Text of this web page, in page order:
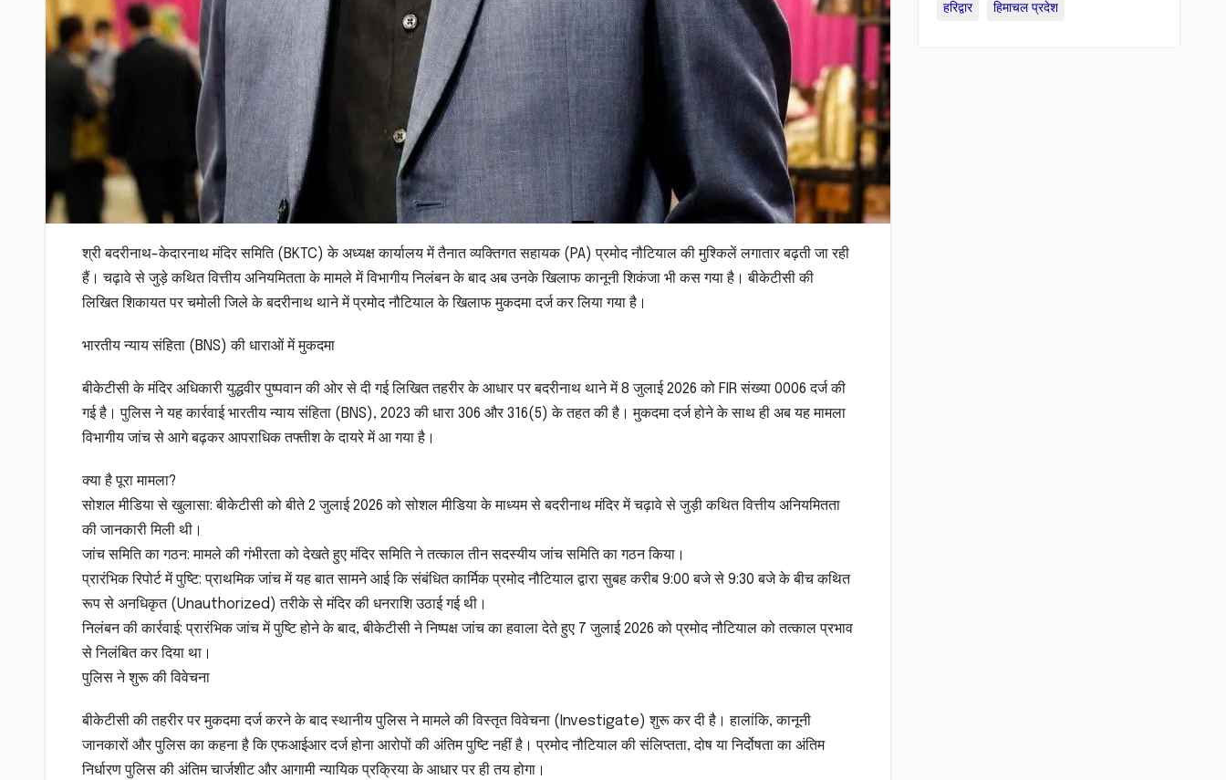
श्री बदरीनाथ-केदारनाथ मंदिर समिति (BKTC) के अध्यक्ष कार्यालय में तैनात व्यक्तिगत सहायक (PA) प्रमोद नौटियाल की मुश्किलें लगातार बढ़ती जा रही
हैं। चढ़ावे से जुड़े कथित वित्तीय अनियमितता के मामले में विभागीय निलंबन के बाद अब उनके खिलाफ कानूनी शिकंजा भी कस गया है। बीकेटीसी की
लिखित शिकायत पर चमोली जिले के बदरीनाथ थाने में प्रमोद नौटियाल के खिलाफ मुकदमा दर्ज कर लिया गया है।
​भारतीय न्याय संहिता (BNS) की धाराओं में मुकदमा
​बीकेटीसी के मंदिर अधिकारी युद्धवीर पुष्पवान की ओर से दी गई लिखित तहरीर के आधार पर बदरीनाथ थाने में 8 जुलाई 2026 को FIR संख्या 0006 दर्ज की
गई है। पुलिस ने यह कार्रवाई भारतीय न्याय संहिता (BNS), 2023 की धारा 306 और 316(5) के तहत की है। मुकदमा दर्ज होने के साथ ही अब यह मामला
विभागीय जांच से आगे बढ़कर आपराधिक तफ्तीश के दायरे में आ गया है।
​क्या है पूरा मामला?
​सोशल मीडिया से खुलासा: बीकेटीसी को बीते 2 जुलाई 2026 को सोशल मीडिया के माध्यम से बदरीनाथ मंदिर में चढ़ावे से जुड़ी कथित वित्तीय अनियमितता
की जानकारी मिली थी।
​जांच समिति का गठन: मामले की गंभीरता को देखते हुए मंदिर समिति ने तत्काल तीन सदस्यीय जांच समिति का गठन किया।
​प्रारंभिक रिपोर्ट में पुष्टि: प्राथमिक जांच में यह बात सामने आई कि संबंधित कार्मिक प्रमोद नौटियाल द्वारा सुबह करीब 9:00 बजे से 9:30 बजे के बीच कथित
रूप से अनधिकृत (Unauthorized) तरीके से मंदिर की धनराशि उठाई गई थी।
​निलंबन की कार्रवाई: प्रारंभिक जांच में पुष्टि होने के बाद, बीकेटीसी ने निष्पक्ष जांच का हवाला देते हुए 7 जुलाई 2026 को प्रमोद नौटियाल को तत्काल प्रभाव
से निलंबित कर दिया था।
​पुलिस ने शुरू की विवेचना
​बीकेटीसी की तहरीर पर मुकदमा दर्ज करने के बाद स्थानीय पुलिस ने मामले की विस्तृत विवेचना (Investigate) शुरू कर दी है। हालांकि, कानूनी
जानकारों और पुलिस का कहना है कि एफआईआर दर्ज होना आरोपों की अंतिम पुष्टि नहीं है। प्रमोद नौटियाल की संलिप्तता, दोष या निर्दोषता का अंतिम
निर्धारण पुलिस की अंतिम चार्जशीट और आगामी न्यायिक प्रक्रिया के आधार पर ही तय होगा।
हरिद्वार हिमाचल प्रदेश